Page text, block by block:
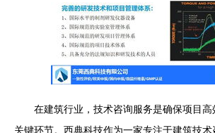
在建筑行业，技术咨询服务是确保项目
关键环节。西典科技作为一家专注于建筑技